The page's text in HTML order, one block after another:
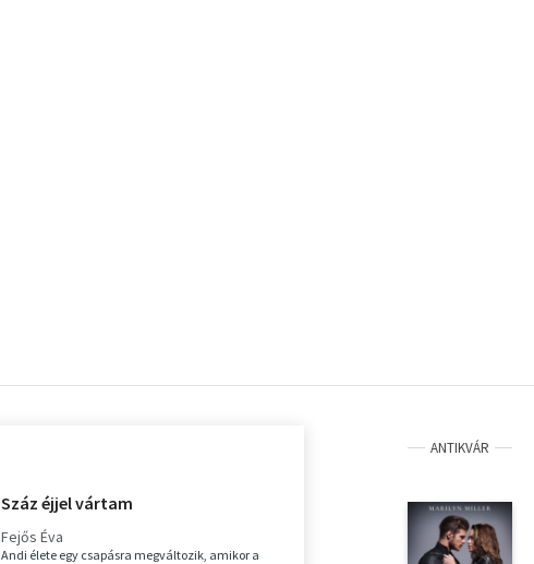
Száz éjjel vártam
Fejős Éva
Andi élete egy csapásra megváltozik, amikor a
ANTIKVÁR